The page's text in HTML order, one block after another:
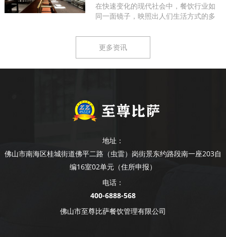
在快速变化的现代社会中，餐饮行业如
同一面镜子，映照出人们生活方式的多
更多资讯
地址：
佛山市南海区桂城街道佛平二路（虫雷）岗街景东约路段南一座203自
编16室02单元（住所申报）
电话：
400-6888-568
佛山市至尊比萨餐饮管理有限公司